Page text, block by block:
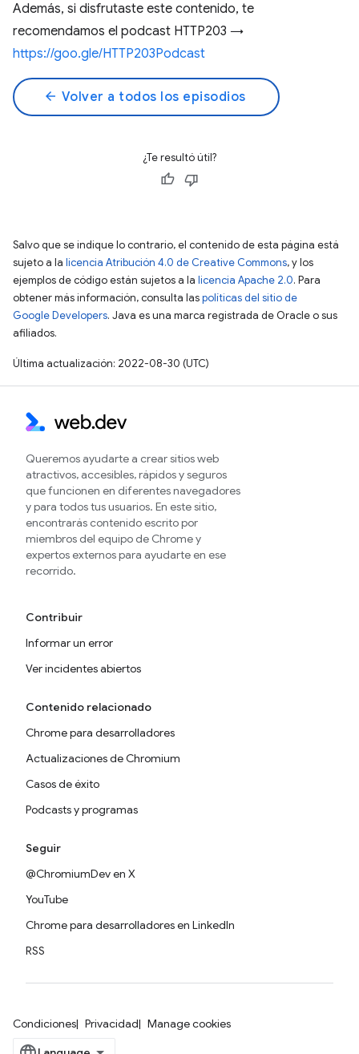
Además, si disfrutaste este contenido, te
recomendamos el podcast HTTP203 →
https://goo.gle/HTTP203Podcast
arrow_back Volver a todos los episodios
¿Te resultó útil?
Salvo que se indique lo contrario, el contenido de esta página está
sujeto a la licencia Atribución 4.0 de Creative Commons, y los
ejemplos de código están sujetos a la licencia Apache 2.0. Para
obtener más información, consulta laspolíticas del sitio de
Google Developers. Java es una marca registrada de Oracle o sus
afiliados.
Última actualización: 2022-08-30 (UTC)
Queremos ayudarte a crear sitios web
atractivos, accesibles, rápidos y seguros
que funcionen en diferentes navegadores
y para todos tus usuarios. En este sitio,
encontrarás contenido escrito por
miembros del equipo de Chrome y
expertos externos para ayudarte en ese
recorrido.
Contribuir
Informar un error
Ver incidentes abiertos
Contenido relacionado
Chrome para desarrolladores
Actualizaciones de Chromium
Casos de éxito
Podcasts y programas
Seguir
@ChromiumDev en X
YouTube
Chrome para desarrolladores en LinkedIn
RSS
Condiciones Privacidad Manage cookies